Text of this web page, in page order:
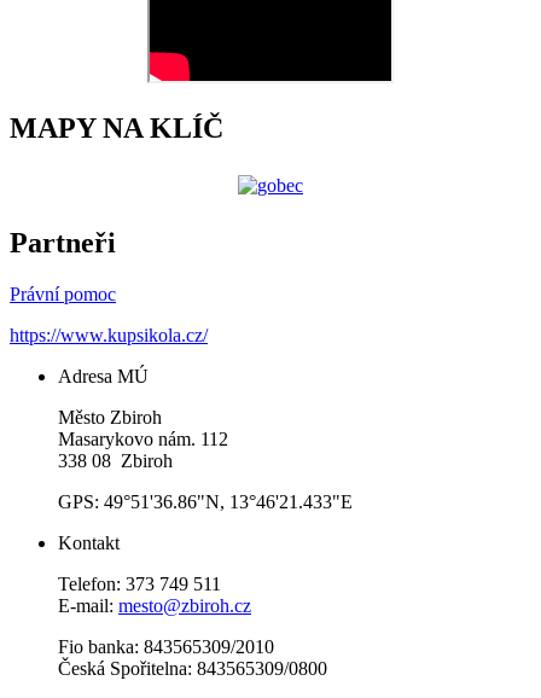
MAPY NA KLÍČ
Partneři
Právní pomoc
https://www.kupsikola.cz/
Adresa MÚ
Město Zbiroh
Masarykovo nám. 112
338 08 Zbiroh
GPS: 49°51'36.86"N, 13°46'21.433"E
Kontakt
Telefon: 373 749 511
E-mail: mesto@zbiroh.cz
Fio banka: 843565309/2010
Česká Spořitelna: 843565309/0800